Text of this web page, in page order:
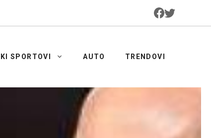
SPORTOVI AUTO TRENDOVI